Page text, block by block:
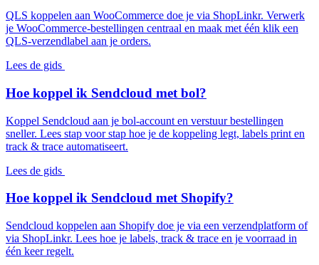
QLS koppelen aan WooCommerce doe je via ShopLinkr. Verwerk
je WooCommerce-bestellingen centraal en maak met één klik een
QLS-verzendlabel aan je orders.
Lees de gids
Hoe koppel ik Sendcloud met bol?
Koppel Sendcloud aan je bol-account en verstuur bestellingen
sneller. Lees stap voor stap hoe je de koppeling legt, labels print en
track & trace automatiseert.
Lees de gids
Hoe koppel ik Sendcloud met Shopify?
Sendcloud koppelen aan Shopify doe je via een verzendplatform of
via ShopLinkr. Lees hoe je labels, track & trace en je voorraad in
één keer regelt.